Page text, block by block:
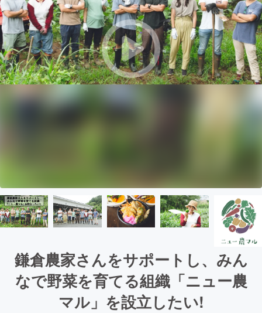
鎌倉農家さんをサポートし、みん
なで野菜を育てる組織「ニュー農
マル」を設立したい!